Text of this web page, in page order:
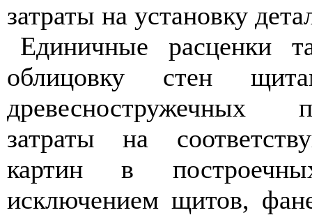
затраты на установку
Единичные расценки
облицовку стен
древесностружечных
затраты на
картин в
исключением щитов,